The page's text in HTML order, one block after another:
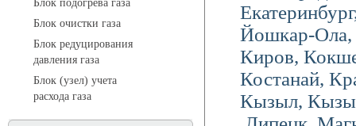
Блок подогрева газа
Блок очистки газа
Блок редуцирования
давления газа
Блок (узел) учета
расхода газа
Йошкар-Ола,
Киров,
Костанай,
Кызыл,